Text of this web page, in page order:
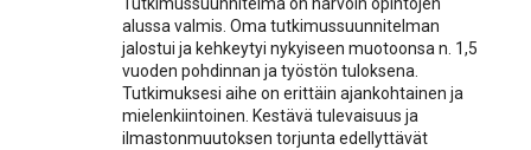
Tutkimussuunnitelma on harvoin opintojen
alussa valmis. Oma tutkimussuunnitelman
jalostui ja kehkeytyi nykyiseen muotoonsa n. 1,5
vuoden pohdinnan ja työstön tuloksena.
Tutkimuksesi aihe on erittäin ajankohtainen ja
mielenkiintoinen. Kestävä tulevaisuus ja
ilmastonmuutoksen torjunta edellyttävät